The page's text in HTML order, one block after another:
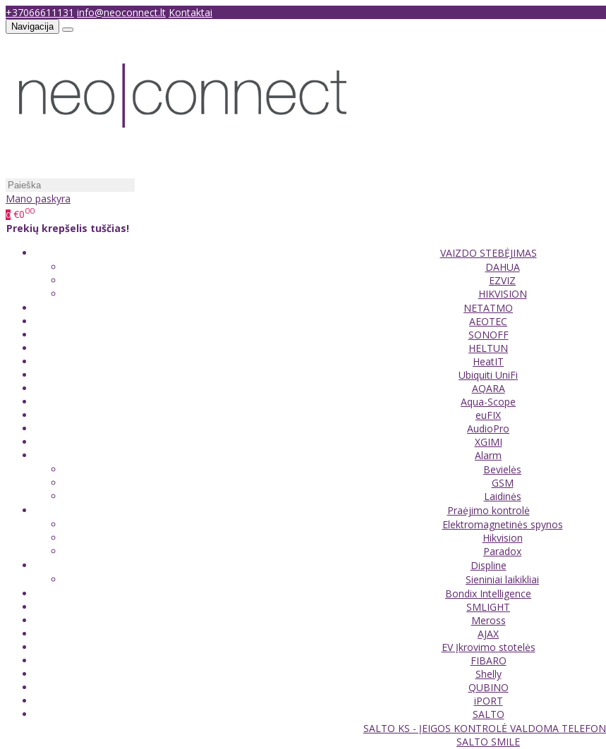
+37066611131 info@neoconnect.lt Kontaktai
Navigacija
Mano paskyra
0 €000
Prekių krepšelis tuščias!
VAIZDO STEBĖJIMAS
DAHUA
EZVIZ
HIKVISION
NETATMO
AEOTEC
SONOFF
HELTUN
HeatIT
Ubiquiti UniFi
AQARA
Aqua-Scope
euFIX
AudioPro
XGIMI
Alarm
Bevielės
GSM
Laidinės
Praėjimo kontrolė
Elektromagnetinės spynos
Hikvision
Paradox
Displine
Sieniniai laikikliai
Bondix Intelligence
SMLIGHT
Meross
AJAX
EV Įkrovimo stotelės
FIBARO
Shelly
QUBINO
iPORT
SALTO
SALTO KS - ĮEIGOS KONTROLĖ VALDOMA
SALTO SMILE